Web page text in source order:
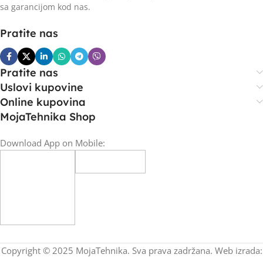
sa garancijom kod nas.
Pratite nas
Pratite nas
Uslovi kupovine
Online kupovina
MojaTehnika Shop
Download App on Mobile:
Copyright © 2025 MojaTehnika. Sva prava zadržana. Web izrada: